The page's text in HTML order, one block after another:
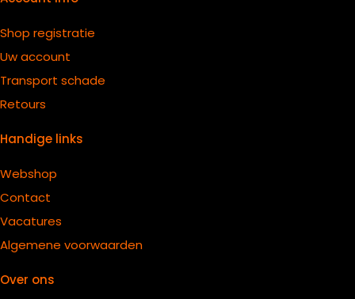
Shop registratie
Uw account
Transport schade
Retours
Handige links
Webshop
Contact
Vacatures
Algemene voorwaarden
Over ons